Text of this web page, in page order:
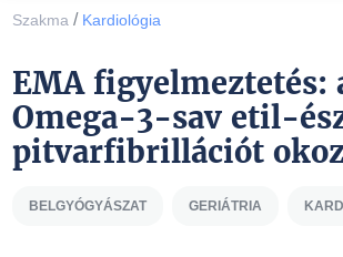
Szakma / Kardiológia
EMA figyelmeztetés:
Omega-3-sav etil-
pitvarfibrillációt
BELGYÓGYÁSZAT GERIÁTRIA